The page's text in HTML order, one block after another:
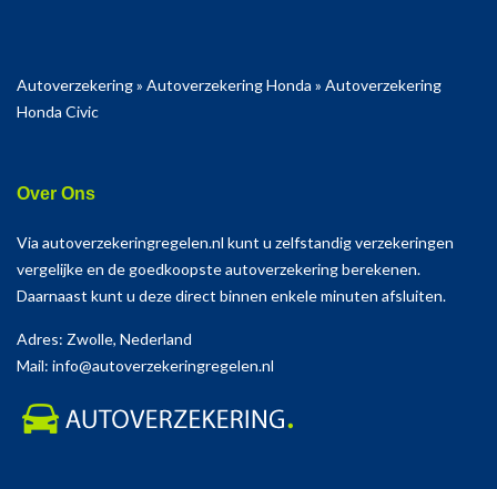
Autoverzekering» Autoverzekering Honda » Autoverzekering
Honda Civic
Over Ons
Via autoverzekeringregelen.nl kunt u zelfstandig verzekeringen
vergelijke en de goedkoopste autoverzekering berekenen.
Daarnaast kunt u deze direct binnen enkele minuten afsluiten.
Adres: Zwolle, Nederland
Mail: info@autoverzekeringregelen.nl